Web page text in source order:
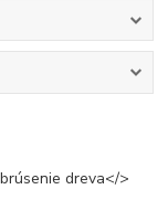
dreva</>